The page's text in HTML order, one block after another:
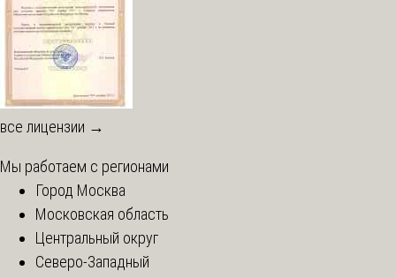
все лицензии →
Мы работаем с регионами
Город Москва
Московская область
Центральный округ
Северо-Западный